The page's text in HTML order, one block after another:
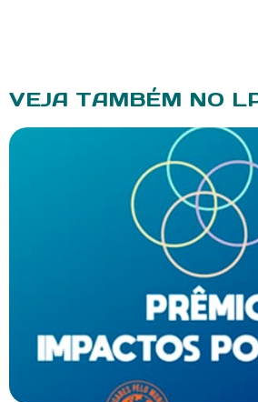
VEJA TAMBÉM NO